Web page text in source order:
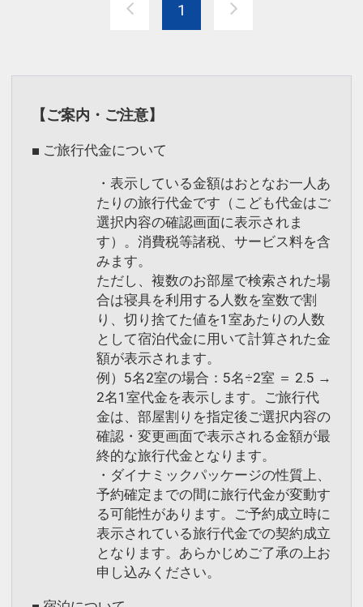
1
【ご案内・ご注意】
■ ご旅行代金について
・表示している金額はおとなお一人あ
たりの旅行代金です（こども代金はご
選択内容の確認画面に表示されま
す）。消費税等諸税、サービス料を含
みます。
ただし、複数のお部屋で検索された場
合は寝具を利用する人数を室数で割
り、切り捨てた値を1室あたりの人数
として宿泊代金に用いて計算された金
額が表示されます。
例）5名2室の場合：5名÷2室 ＝ 2.5 →
2名1室代金を表示します。ご旅行代
金は、部屋割りを指定後ご選択内容の
確認・変更画面で表示される金額が最
終的な旅行代金となります。
・ダイナミックパッケージの性質上、
予約確定までの間に旅行代金が変動す
る可能性があります。ご予約成立時に
表示されている旅行代金での契約成立
となります。あらかじめご了承の上お
申し込みください。